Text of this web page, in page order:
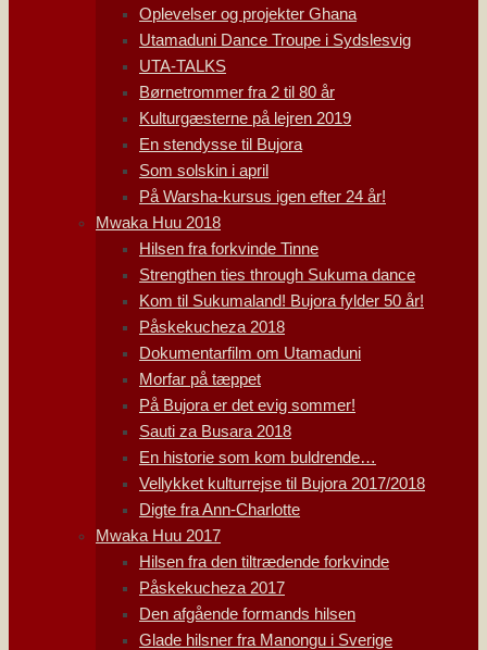
Oplevelser og projekter Ghana
Utamaduni Dance Troupe i Sydslesvig
UTA-TALKS
Børnetrommer fra 2 til 80 år
Kulturgæsterne på lejren 2019
En stendysse til Bujora
Som solskin i april
På Warsha-kursus igen efter 24 år!
Mwaka Huu 2018
Hilsen fra forkvinde Tinne
Strengthen ties through Sukuma dance
Kom til Sukumaland! Bujora fylder 50 år!
Påskekucheza 2018
Dokumentarfilm om Utamaduni
Morfar på tæppet
På Bujora er det evig sommer!
Sauti za Busara 2018
En historie som kom buldrende…
Vellykket kulturrejse til Bujora 2017/2018
Digte fra Ann-Charlotte
Mwaka Huu 2017
Hilsen fra den tiltrædende forkvinde
Påskekucheza 2017
Den afgående formands hilsen
Glade hilsner fra Manongu i Sverige